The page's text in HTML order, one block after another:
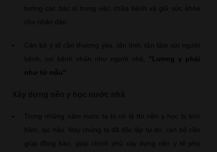
tưởng các bác sĩ trong việc chữa bệnh và giữ sức khỏe
cho nhân dân.
Cán bộ ý tế cần thương yêu, tận tình, tận tâm với người
bệnh, coi bệnh nhân như người nhà, "Lương y phải
như từ mẫu"
Trong những năm nước ta bị nô lệ thì nền y học bị kìm
hãm, lạc hậu. Nay chúng ta đã độc lập tự do, cán bộ cần
giúp đồng bào, giúp chính phủ xây dựng nền y tế phù